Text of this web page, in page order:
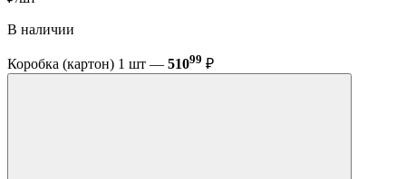
В наличии
Коробка (картон) 1 шт — 51099 ₽